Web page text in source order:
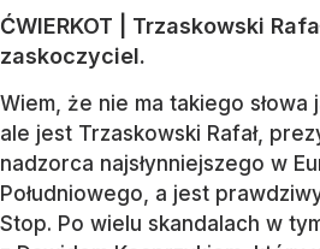
ĆWIERKOT | Trzaskowski
zaskoczyciel.
Wiem, że nie ma takiego słowa
ale jest Trzaskowski Rafał,
nadzorca najsłynniejszego w
Południowego, a jest
Stop. Po wielu skandalach w